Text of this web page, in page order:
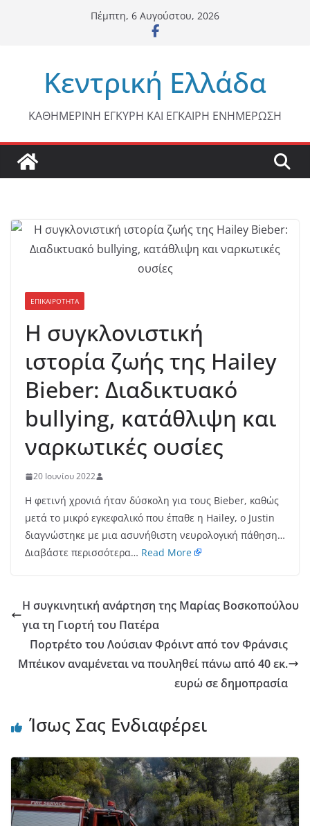
Πέμπτη, 6 Αυγούστου, 2026
Κεντρική Ελλάδα
ΚΑΘΗΜΕΡΙΝΗ ΕΓΚΥΡΗ ΚΑΙ ΕΓΚΑΙΡΗ ΕΝΗΜΕΡΩΣΗ
ΕΠΙΚΑΙΡΟΤΗΤΑ
Η συγκλονιστική
ιστορία ζωής της Hailey
Bieber: Διαδικτυακό
bullying, κατάθλιψη και
ναρκωτικές ουσίες
20 Ιουνίου 2022
Η φετινή χρονιά ήταν δύσκολη για τους Bieber, καθώς
μετά το μικρό εγκεφαλικό που έπαθε η Hailey, ο Justin
διαγνώστηκε με μια ασυνήθιστη νευρολογική πάθηση…
Διαβάστε περισσότερα… Read More
Η συγκινητική ανάρτηση της Μαρίας Βοσκοπούλου
για τη Γιορτή του Πατέρα
Πορτρέτο του Λούσιαν Φρόιντ από τον Φράνσις
Μπέικον αναμένεται να πουληθεί πάνω από 40 εκ.
ευρώ σε δημοπρασία
Ίσως Σας Ενδιαφέρει